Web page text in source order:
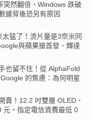
突然翻倍、Windows 跌破
據背後恐另有原因
太猛了！流片量是3奈米同
與蘋果搶首發、輝達
也留不住！從 AlphaFold
的焦慮：為何明星
賣！12.2 吋雙層 OLED、
元，指定電信資費最低 0